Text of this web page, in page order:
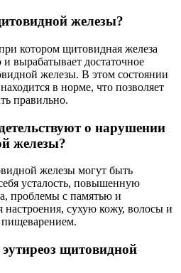
железы?
котором щитовидная железа
вырабатывает достаточное
железы. В этом состоянии
в норме, что позволяет
правильно.
о нарушении
железы?
железы могут быть
усталость, повышенную
проблемы с памятью и
сухую кожу, волосы и
щитовидной